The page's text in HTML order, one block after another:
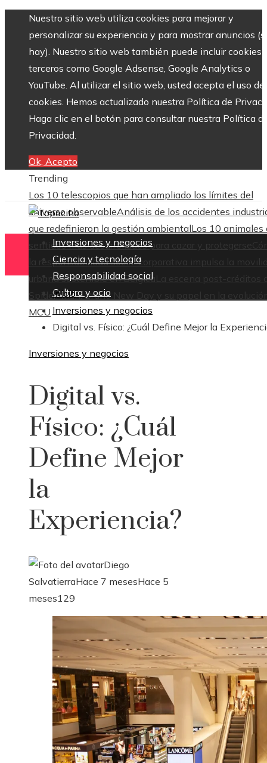
Nuestro sitio web utiliza cookies para mejorar y
personalizar su experiencia y para mostrar anuncios
hay). Nuestro sitio web también puede incluir cookies
terceros como Google Adsense, Google Analytics o
YouTube. Al utilizar el sitio web, usted acepta el uso de
cookies. Hemos actualizado nuestra Política de
Haga clic en el botón para consultar nuestra Política
Privacidad.
Ok, Acepto
Trending
Los 10 telescopios que han ampliado los límites del
universo observableAnálisis de los accidentes
que redefinieron la gestión ambientalLos 10 animales
sentidos más desarrollados para cazar y protegerse
la responsabilidad social corporativa impulsa la
urbana sostenible en Bélgica La escena post-créditos
Spider-Man: Brand New Day y su papel en la
MCU
Inversiones y negocios
Ciencia y tecnología
Responsabilidad social
Cultura y ocio
Inicio
Inversiones y negocios
Digital vs. Físico: ¿Cuál Define Mejor la
Inversiones y negocios
Digital vs.
Físico: ¿Cuál
Define Mejor
la
Experiencia?
Diego
SalvatierraHace 7 mesesHace 5
meses129